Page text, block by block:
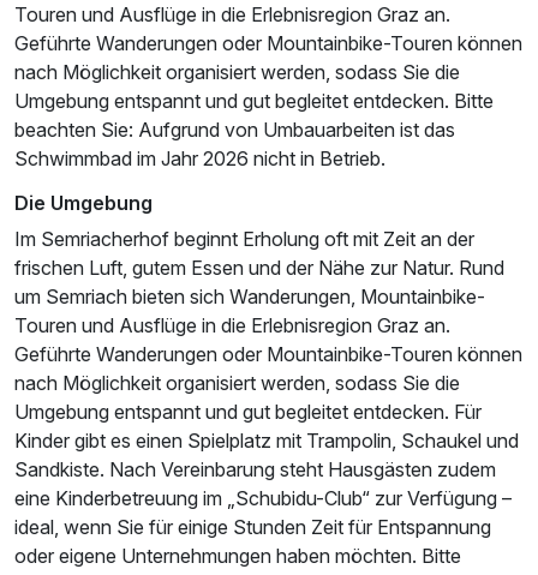
Touren und Ausflüge in die Erlebnisregion Graz an.
Geführte Wanderungen oder Mountainbike-Touren können
nach Möglichkeit organisiert werden, sodass Sie die
Umgebung entspannt und gut begleitet entdecken. Bitte
beachten Sie: Aufgrund von Umbauarbeiten ist das
Schwimmbad im Jahr 2026 nicht in Betrieb.
Die Umgebung
Im Semriacherhof beginnt Erholung oft mit Zeit an der
frischen Luft, gutem Essen und der Nähe zur Natur. Rund
um Semriach bieten sich Wanderungen, Mountainbike-
Touren und Ausflüge in die Erlebnisregion Graz an.
Geführte Wanderungen oder Mountainbike-Touren können
nach Möglichkeit organisiert werden, sodass Sie die
Umgebung entspannt und gut begleitet entdecken. Für
Kinder gibt es einen Spielplatz mit Trampolin, Schaukel und
Sandkiste. Nach Vereinbarung steht Hausgästen zudem
eine Kinderbetreuung im „Schubidu-Club“ zur Verfügung –
ideal, wenn Sie für einige Stunden Zeit für Entspannung
oder eigene Unternehmungen haben möchten. Bitte